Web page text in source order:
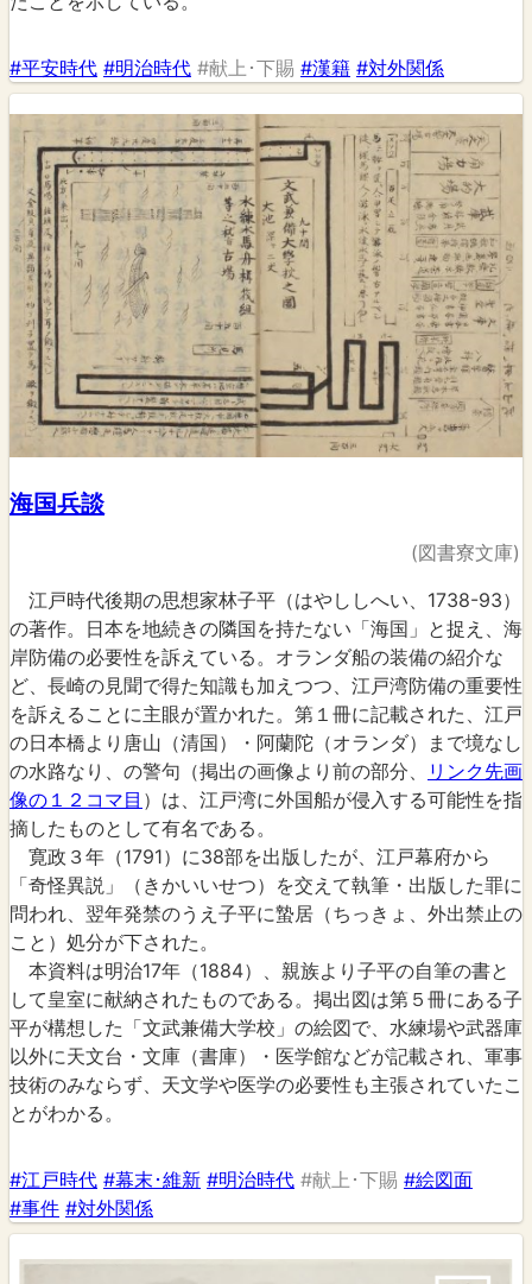
#平安時代 #明治時代 #献上･下賜 #漢籍 #対外関係
海国兵談
(図書寮文庫)
江戸時代後期の思想家林子平（はやししへい、1738-93）
の著作。日本を地続きの隣国を持たない「海国」と捉え、海
岸防備の必要性を訴えている。オランダ船の装備の紹介な
ど、長崎の見聞で得た知識も加えつつ、江戸湾防備の重要性
を訴えることに主眼が置かれた。第１冊に記載された、江戸
の日本橋より唐山（清国）・阿蘭陀（オランダ）まで境なし
の水路なり、の警句（掲出の画像より前の部分、
リンク先画
像の１２コマ目 ）は、江戸湾に外国船が侵入する可能性を指
摘したものとして有名である。
寛政３年（1791）に38部を出版したが、江戸幕府から
「奇怪異説」（きかいいせつ）を交えて執筆・出版した罪に
問われ、翌年発禁のうえ子平に蟄居（ちっきょ、外出禁止の
こと）処分が下された。
本資料は明治17年（1884）、親族より子平の自筆の書と
して皇室に献納されたものである。掲出図は第５冊にある子
平が構想した「文武兼備大学校」の絵図で、水練場や武器庫
以外に天文台・文庫（書庫）・医学館などが記載され、軍事
技術のみならず、天文学や医学の必要性も主張されていたこ
とがわかる。
#江戸時代 #幕末･維新 #明治時代 #献上･下賜 #絵図面
#事件 #対外関係